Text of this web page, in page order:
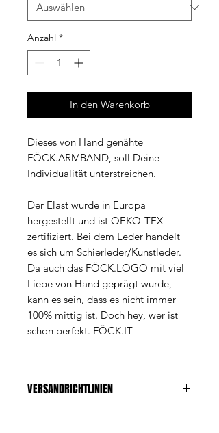
Anzahl *
In den Warenkorb
Dieses von Hand genähte
FÖCK.ARMBAND, soll Deine
Individualität unterstreichen.
Der Elast wurde in Europa
hergestellt und ist OEKO-TEX
zertifiziert. Bei dem Leder handelt
es sich um Schierleder/Kunstleder.
Da auch das FÖCK.LOGO mit viel
Liebe von Hand geprägt wurde,
kann es sein, dass es nicht immer
100% mittig ist. Doch hey, wer ist
schon perfekt. FÖCK.IT
VERSANDRICHTLINIEN